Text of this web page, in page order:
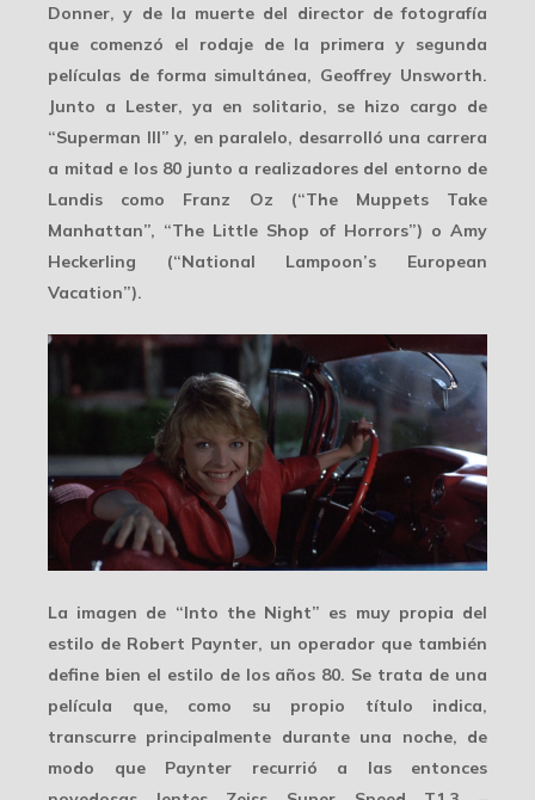
Donner, y de la muerte del director de fotografía
que comenzó el rodaje de la primera y segunda
películas de forma simultánea, Geoffrey Unsworth.
Junto a Lester, ya en solitario, se hizo cargo de
“Superman III” y, en paralelo, desarrolló una carrera
a mitad e los 80 junto a realizadores del entorno de
Landis como Franz Oz (“The Muppets Take
Manhattan”, “The Little Shop of Horrors”) o Amy
Heckerling (“National Lampoon’s European
Vacation”).
La imagen de “Into the Night” es muy propia del
estilo de Robert Paynter, un operador que también
define bien el estilo de los años 80. Se trata de una
película que, como su propio título indica,
transcurre principalmente durante una noche, de
modo que Paynter recurrió a las entonces